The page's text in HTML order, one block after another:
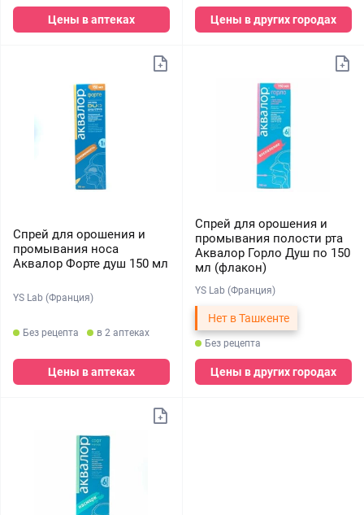
Цены в аптеках Цены в других городах
Спрей для орошения и
промывания носа
Аквалор Форте душ 150 мл
YS Lab (Франция)
Без рецепта в 2 аптеках
Цены в аптеках
Спрей для орошения и
промывания полости рта
Аквалор Горло Душ по 150
мл (флакон)
YS Lab (Франция)
Нет в Ташкенте
Без рецепта
Цены в других городах